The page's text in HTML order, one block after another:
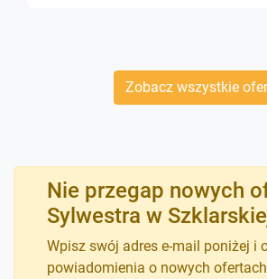
Zobacz wszystkie
Nie przegap nowych
Sylwestra w
Wpisz swój adres e-mail poniżej i
powiadomienia o nowych